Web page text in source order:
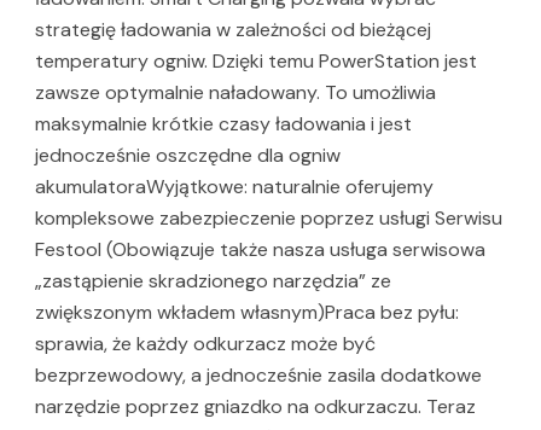
strategię ładowania w zależności od bieżącej
temperatury ogniw. Dzięki temu PowerStation jest
zawsze optymalnie naładowany. To umożliwia
maksymalnie krótkie czasy ładowania i jest
jednocześnie oszczędne dla ogniw
akumulatoraWyjątkowe: naturalnie oferujemy
kompleksowe zabezpieczenie poprzez usługi Serwisu
Festool (Obowiązuje także nasza usługa serwisowa
„zastąpienie skradzionego narzędzia” ze
zwiększonym wkładem własnym)Praca bez pyłu:
sprawia, że każdy odkurzacz może być
bezprzewodowy, a jednocześnie zasila dodatkowe
narzędzie poprzez gniazdko na odkurzaczu. Teraz